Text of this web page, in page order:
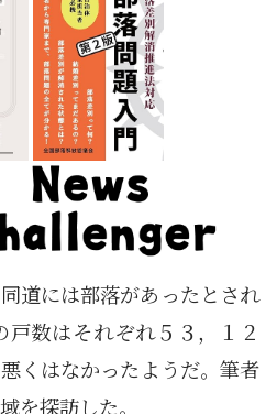
道には部落があったとされ
戸数はそれぞれ５３，１２
くはなかったようだ。筆者
を探訪した。